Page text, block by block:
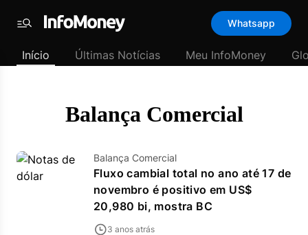
padrão
Últimas
Menu
Whatsapp
Início Últimas Notícias Meu InfoMoney
Balança Comercial
Balança Comercial
Fluxo cambial total no ano até 17 de
novembro é positivo em US$
20,980 bi, mostra BC
3 anos atrás